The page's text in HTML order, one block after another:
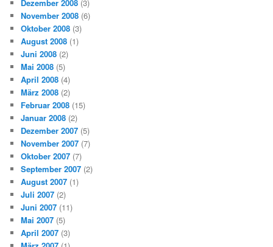
Dezember 2008 (3)
November 2008 (6)
Oktober 2008 (3)
August 2008 (1)
Juni 2008 (2)
Mai 2008 (5)
April 2008 (4)
März 2008 (2)
Februar 2008 (15)
Januar 2008 (2)
Dezember 2007 (5)
November 2007 (7)
Oktober 2007 (7)
September 2007 (2)
August 2007 (1)
Juli 2007 (2)
Juni 2007 (11)
Mai 2007 (5)
April 2007 (3)